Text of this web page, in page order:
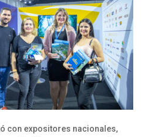
con expositores nacionales,